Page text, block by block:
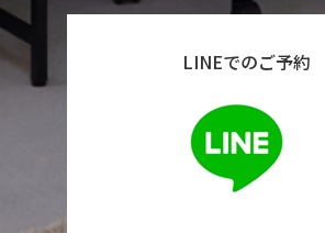
LINEでのご予約